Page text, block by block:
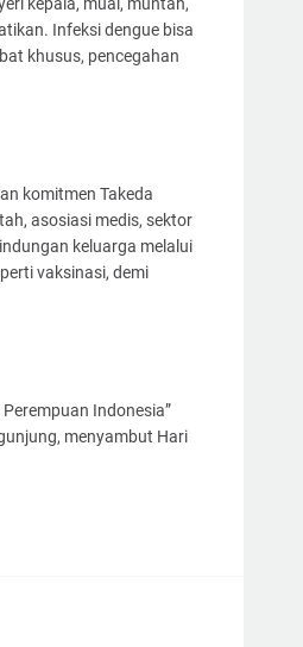
Infeksi dengue bisa
khusus, pencegahan
komitmen Takeda
asosiasi medis, sektor
keluarga melalui
vaksinasi, demi
Indonesia”
menyambut Hari